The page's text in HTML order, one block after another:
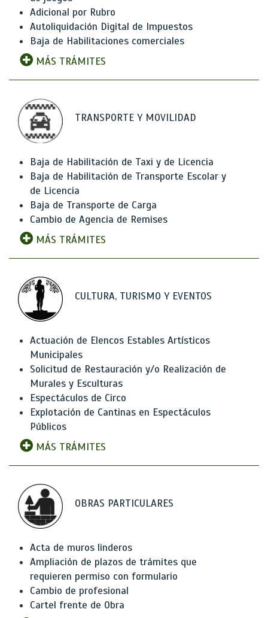
Adicional por Rubro
Autoliquidación Digital de Impuestos
Baja de Habilitaciones comerciales
MÁS TRÁMITES
TRANSPORTE Y MOVILIDAD
Baja de Habilitación de Taxi y de Licencia
Baja de Habilitación de Transporte Escolar y
de Licencia
Baja de Transporte de Carga
Cambio de Agencia de Remises
MÁS TRÁMITES
CULTURA, TURISMO Y EVENTOS
Actuación de Elencos Estables Artísticos
Municipales
Solicitud de Restauración y/o Realización de
Murales y Esculturas
Espectáculos de Circo
Explotación de Cantinas en Espectáculos
Públicos
MÁS TRÁMITES
OBRAS PARTICULARES
Acta de muros linderos
Ampliación de plazos de trámites que
requieren permiso con formulario
Cambio de profesional
Cartel frente de Obra